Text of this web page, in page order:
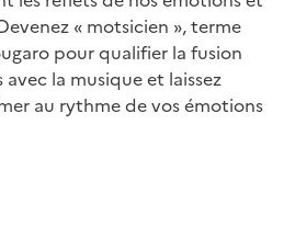
« motsicien », terme
pour qualifier la fusion
la musique et laissez
au rythme de vos émotions